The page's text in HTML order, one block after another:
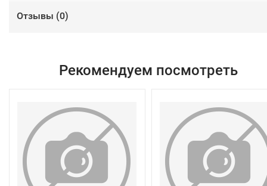
Отзывы (0)
Рекомендуем посмотреть